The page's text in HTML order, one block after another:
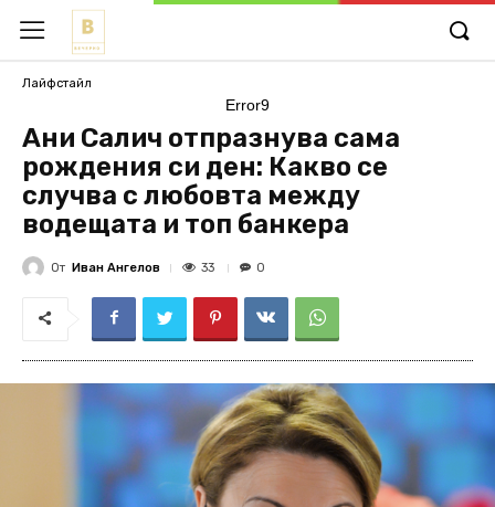
Лайфстайл
Error9
Ани Салич отпразнува сама
рождения си ден: Какво се
случва с любовта между
водещата и топ банкера
От Иван Ангелов 33 0